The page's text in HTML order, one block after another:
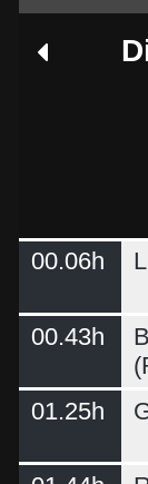
00.06h
00.43h
01.25h